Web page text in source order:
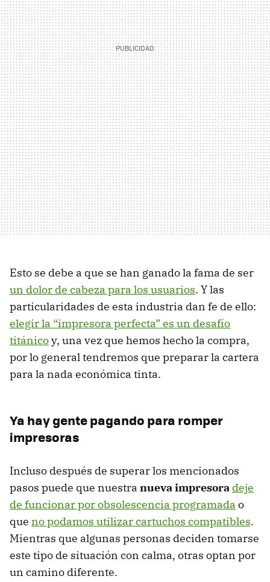
Esto se debe a que se han ganado la fama de ser
un dolor de cabeza para los usuarios. Y las
particularidades de esta industria dan fe de ello:
elegir la “impresora perfecta” es un desafío
titánicoy, una vez que hemos hecho la compra,
por lo general tendremos que preparar la cartera
para la nada económica tinta.
Ya hay gente pagando para romper
impresoras
Incluso después de superar los mencionados
pasos puede que nuestra nueva impresora deje
de funcionar por obsolescencia programada o
que no podamos utilizar cartuchos compatibles.
Mientras que algunas personas deciden tomarse
este tipo de situación con calma, otras optan por
un camino diferente.